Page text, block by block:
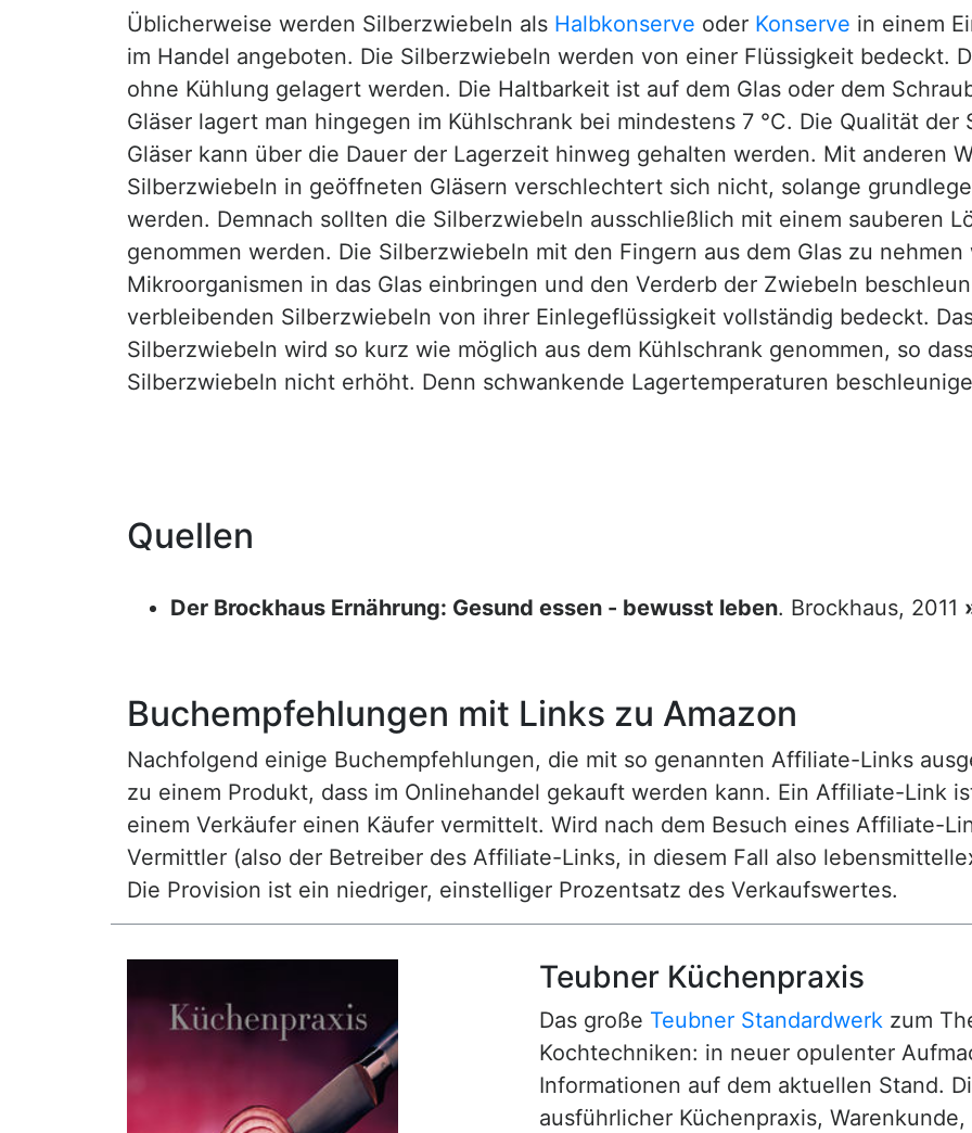
Üblicherweise werden Silberzwiebeln als Halbkonserve oder Konserve in einem
im Handel angeboten. Die Silberzwiebeln werden von einer Flüssigkeit bedeckt.
ohne Kühlung gelagert werden. Die Haltbarkeit ist auf dem Glas oder dem
Gläser lagert man hingegen im Kühlschrank bei mindestens 7 °C. Die Qualität
Gläser kann über die Dauer der Lagerzeit hinweg gehalten werden. Mit anderen
Silberzwiebeln in geöffneten Gläsern verschlechtert sich nicht, solange
werden. Demnach sollten die Silberzwiebeln ausschließlich mit einem sauberen
genommen werden. Die Silberzwiebeln mit den Fingern aus dem Glas zu
Mikroorganismen in das Glas einbringen und den Verderb der Zwiebeln
verbleibenden Silberzwiebeln von ihrer Einlegeflüssigkeit vollständig bedeckt.
Silberzwiebeln wird so kurz wie möglich aus dem Kühlschrank genommen, so
Silberzwiebeln nicht erhöht. Denn schwankende Lagertemperaturen
Quellen
Der Brockhaus Ernährung: Gesund essen - bewusst leben. Brockhaus, 2011
Buchempfehlungen mit Links zu Amazon
Nachfolgend einige Buchempfehlungen, die mit so genannten Affiliate-Links
zu einem Produkt, dass im Onlinehandel gekauft werden kann. Ein Affiliate-Link
einem Verkäufer einen Käufer vermittelt. Wird nach dem Besuch eines Affiliate-
Vermittler (also der Betreiber des Affiliate-Links, in diesem Fall also
Die Provision ist ein niedriger, einstelliger Prozentsatz des Verkaufswertes.
Teubner Küchenpraxis
Das große Teubner Standardwerk zum
Kochtechniken: in neuer opulenter
Informationen auf dem aktuellen Stand.
ausführlicher Küchenpraxis,